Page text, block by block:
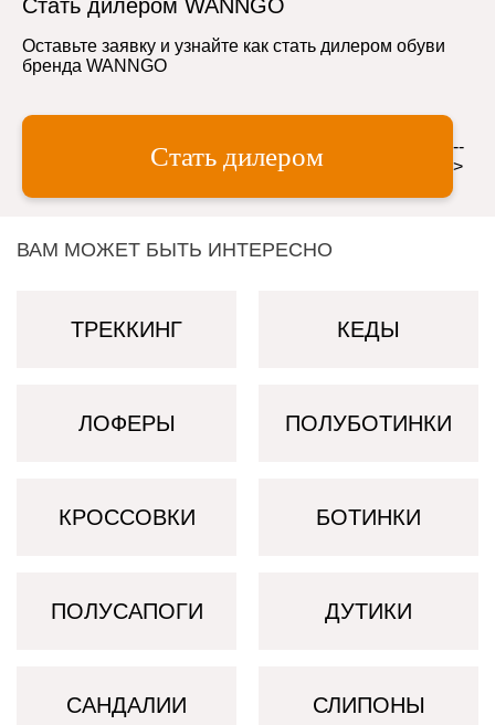
Стать дилером WANNGO
Оставьте заявку и узнайте как стать дилером обуви
бренда WANNGO
Стать дилером
--
>
ВАМ МОЖЕТ БЫТЬ ИНТЕРЕСНО
ТРЕККИНГ КЕДЫ
ЛОФЕРЫ ПОЛУБОТИНКИ
КРОССОВКИ БОТИНКИ
ПОЛУСАПОГИ ДУТИКИ
САНДАЛИИ СЛИПОНЫ